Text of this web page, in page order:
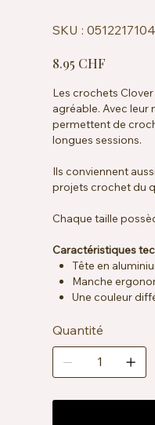
SKU : 051221710452
8.95 CHF
Les crochets
agréable. Avec leur
permettent de
longues sessions.
Ils conviennent
projets crochet du
Chaque taille
Caractéristiques
Tête en
Manche
Une couleur
Quantité